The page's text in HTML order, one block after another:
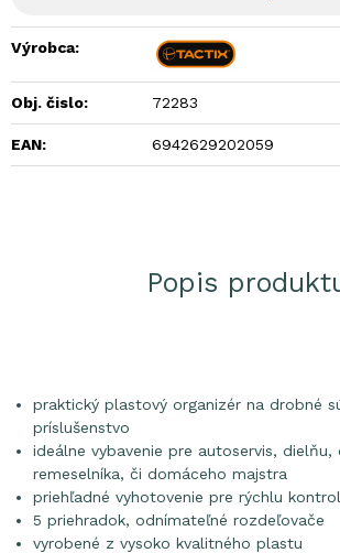
Výrobca:
Obj. čislo: 72283
EAN: 6942629202059
Popis
praktický plastový organizér na drobné
príslušenstvo
ideálne vybavenie pre autoservis, dielňu,
remeselníka, či domáceho majstra
priehľadné vyhotovenie pre rýchlu
5 priehradok, odnímateľné rozdeľovače
vyrobené z vysoko kvalitného plastu